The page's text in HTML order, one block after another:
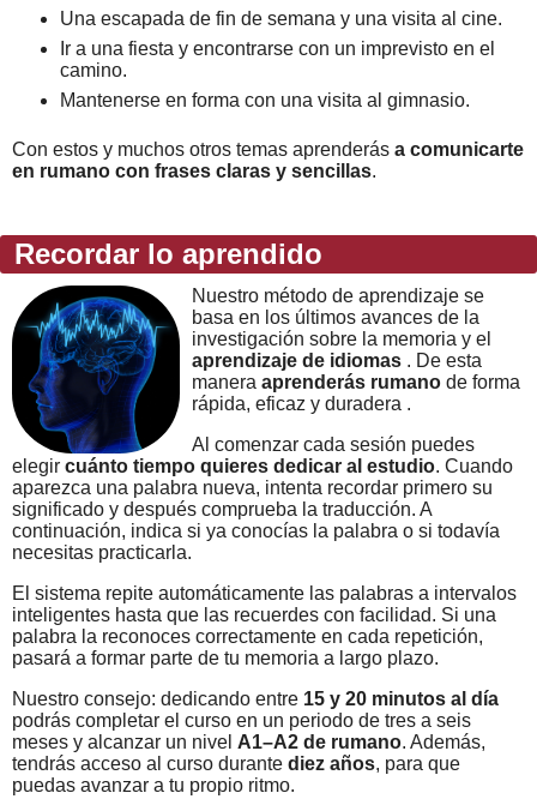
Una escapada de fin de semana y una visita al cine.
Ir a una fiesta y encontrarse con un imprevisto en el
camino.
Mantenerse en forma con una visita al gimnasio.
Con estos y muchos otros temas aprenderás a comunicarte
en rumano con frases claras y sencillas.
Recordar lo aprendido
Nuestro método de aprendizaje se
basa en los últimos avances de la
investigación sobre la memoria y el
aprendizaje de idiomas . De esta
manera aprenderás rumano de forma
rápida, eficaz y duradera .
Al comenzar cada sesión puedes
elegir cuánto tiempo quieres dedicar al estudio. Cuando
aparezca una palabra nueva, intenta recordar primero su
significado y después comprueba la traducción. A
continuación, indica si ya conocías la palabra o si todavía
necesitas practicarla.
El sistema repite automáticamente las palabras a intervalos
inteligentes hasta que las recuerdes con facilidad. Si una
palabra la reconoces correctamente en cada repetición,
pasará a formar parte de tu memoria a largo plazo.
Nuestro consejo: dedicando entre 15 y 20 minutos al día
podrás completar el curso en un periodo de tres a seis
meses y alcanzar un nivel A1–A2 de rumano. Además,
tendrás acceso al curso durante diez años, para que
puedas avanzar a tu propio ritmo.